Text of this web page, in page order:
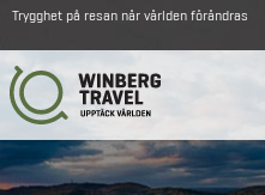
Trygghet på resan när världen förändras